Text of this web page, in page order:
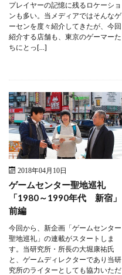
プレイヤーの記憶に残るロケーショ
ンも多い。当メディアではそんなゲ
ーセンを度々紹介してきたが、今回
紹介する店舗も、東京のゲーマーた
ちにとっ[…]
2018年04月10日
ゲームセンター聖地巡礼
「1980～1990年代 新宿」
前編
今回から、新企画「ゲームセンター
聖地巡礼」の連載がスタートしま
す。当研究所・所長の大堀康祐氏
と、ゲームディレクターであり当研
究所のライターとしても協力いただ